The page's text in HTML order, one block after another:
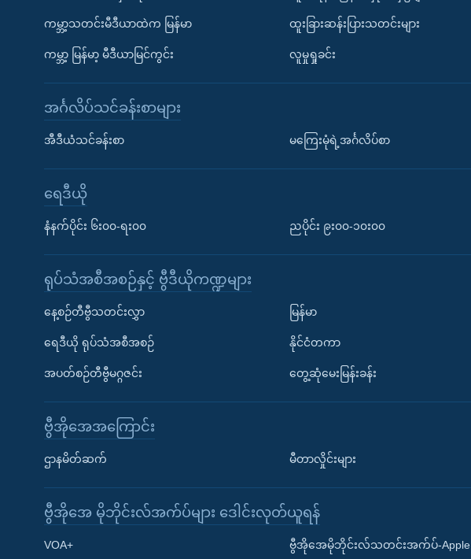
Learning English
ကမ္ဘာ့သတင်းမီဒီယာထဲက မြန်မာ
ကမ္ဘာ့ မြန်မာ့ မီဒီယာမြင်ကွင်း
ထူးခြားဆန်းပြားသတင်းများ
လူမှုရှုခင်း
အင်္ဂလိပ်သင်ခန်းစာများ
အီဒီယံသင်ခန်းစာ မကြေးမုံရဲ့အင်္ဂလိပ်စာ
ရေဒီယို
နံနက်ပိုင်း ၆း၀၀-ရး၀၀ ညပိုင်း ၉း၀၀-၁၀း၀၀
ရုပ်သံအစီအစဉ်နှင့် ဗွီဒီယိုကဏ္ဍများ
နေ့စဉ်တီဗွီသတင်းလွှာ
ရေဒီယို ရုပ်သံအစီအစဉ်
အပတ်စဉ်တီဗွီမဂ္ဂဇင်း
မြန်မာ
နိုင်ငံတကာ
တွေ့ဆုံမေးမြန်းခန်း
ဗွီအိုအေအကြောင်း
ဌာနမိတ်ဆက် မီတာလှိုင်းများ
ဗွီအိုအေ မိုဘိုင်းလ်အက်ပ်များ ဒေါင်းလုတ်ယူရန်
VOA+ ဗွီအိုအေမိုဘိုင်းလ်သတင်းအက်ပ်-Apple